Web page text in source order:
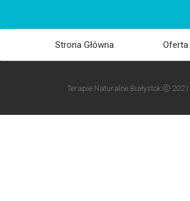
Strona Główna Oferta
Terapie Naturalne Białystok ⓒ 2021